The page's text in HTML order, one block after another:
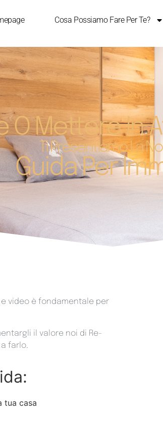
Cosa Possiamo Fare Per Te?
O Mettere In
Ti Presentiamo La
Guida Per
video è fondamentale per
il valore noi di Re-
farlo.
tua casa